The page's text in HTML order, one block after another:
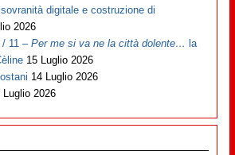
digitale e costruzione di
2026
/ 11 –Per me si va ne la città dolente… la
15 Luglio 2026
14 Luglio 2026
Luglio 2026